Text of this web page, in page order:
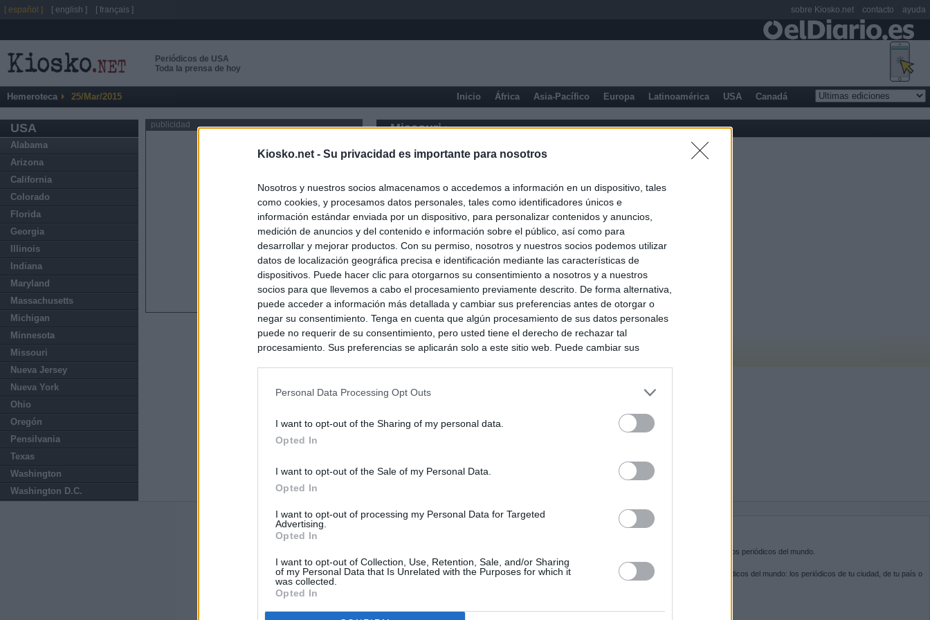
Kiosko.net - Su privacidad es importante para nosotros
Nosotros y nuestros socios almacenamos o accedemos a información en un dispositivo, tales
como cookies, y procesamos datos personales, tales como identificadores únicos e
información estándar enviada por un dispositivo, para personalizar contenidos y anuncios,
medición de anuncios y del contenido e información sobre el público, así como para
desarrollar y mejorar productos. Con su permiso, nosotros y nuestros socios podemos utilizar
datos de localización geográfica precisa e identificación mediante las características de
dispositivos. Puede hacer clic para otorgarnos su consentimiento a nosotros y a nuestros
socios para que llevemos a cabo el procesamiento previamente descrito. De forma alternativa,
puede acceder a información más detallada y cambiar sus preferencias antes de otorgar o
negar su consentimiento. Tenga en cuenta que algún procesamiento de sus datos personales
puede no requerir de su consentimiento, pero usted tiene el derecho de rechazar tal
procesamiento. Sus preferencias se aplicarán solo a este sitio web. Puede cambiar sus
Personal Data Processing Opt Outs
I want to opt-out of the Sharing of my personal data.
Opted In
I want to opt-out of the Sale of my Personal Data.
Opted In
I want to opt-out of processing my Personal Data for Targeted
Advertising.
Opted In
I want to opt-out of Collection, Use, Retention, Sale, and/or Sharing
of my Personal Data that Is Unrelated with the Purposes for which it
was collected.
Opted In
Periódicos de USA
Toda la prensa de hoy
Hemeroteca 25/Mar/2015 Inicio África Asia-Pacífico Europa Latinoamérica USA Canadá
USA
Alabama
Arizona
California
Colorado
Florida
Georgia
Illinois
Indiana
Maryland
Massachusetts
Michigan
Minnesota
Missouri
Nueva Jersey
Nueva York
Ohio
Oregón
Pensilvania
Texas
Washington
Washington D.C.
publicidad Missouri
Últimas noticias
Meloni a quitarlos
Sira Rego: "Es incomprensible que 70.000 personas se muevan sin que
Marruecos supiera algo"
SOBRE KIOSKO.NET
es la puerta de entrada a los periódicos del mundo.
Navega por las portadas de los periódicos del mundo: los periódicos de tu ciudad, de tu país o
del otro extremo del mundo.
[ español ] [ english ] [ français ] sobre Kiosko.net contacto ayuda